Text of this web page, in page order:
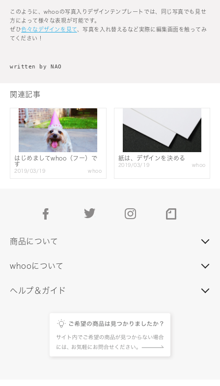
このように、whooの写真入りデザインテンプレートでは、同じ写真でも見せ
方によって様々な表現が可能です。
ぜひ色々なデザインを見て 、写真を入れ替えるなど実際に編集画面を触ってみ
てください！
written by NAO
関連記事
はじめましてwhoo（フー）で
す
2019/03/19 whoo
紙は、デザインを決める
2019/03/19 whoo
facebook instagram
商品について
whooについて
ヘルプ＆ガイド